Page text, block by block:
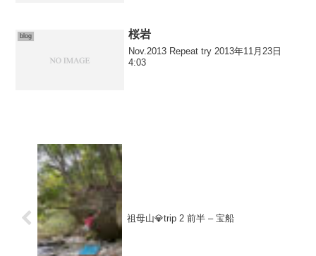
いうことで「大人のボル...
blog 桜岩
Nov.2013 Repeat try 2013年11月23日
4:03
祖母山💎trip 2 前半 – 宝船